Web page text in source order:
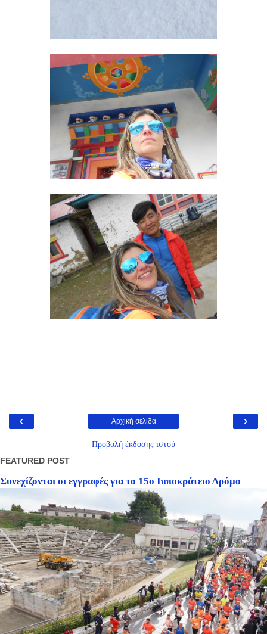
‹ ›
Αρχική σελίδα
Προβολή έκδοσης ιστού
FEATURED POST
Συνεχίζονται οι εγγραφές για το 15ο Ιπποκράτειο Δρόμο